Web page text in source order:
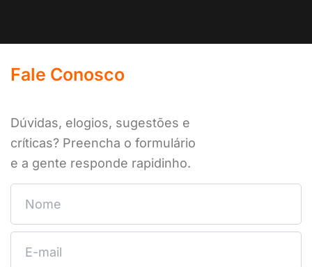
Fale Conosco
Dúvidas, elogios, sugestões e
críticas? Preencha o formulário
e a gente responde rapidinho.